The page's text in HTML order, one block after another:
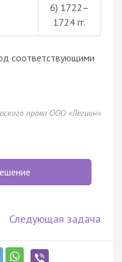
6) 1722–
1724 гг.
соответствующими
права ООО «Легион»
Следующая задача